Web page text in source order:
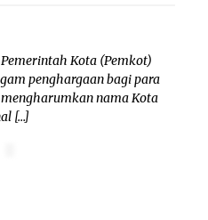
Kota (Pemkot)
penghargaan bagi para
nama Kota
[…]